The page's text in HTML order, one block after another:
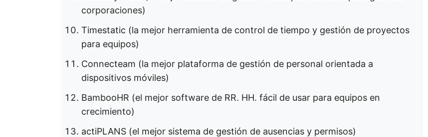
corporaciones)
Timestatic (la mejor herramienta de control de tiempo y gestión de proyectos
para equipos)
Connecteam (la mejor plataforma de gestión de personal orientada a
dispositivos móviles)
BambooHR (el mejor software de RR. HH. fácil de usar para equipos en
crecimiento)
actiPLANS (el mejor sistema de gestión de ausencias y permisos)